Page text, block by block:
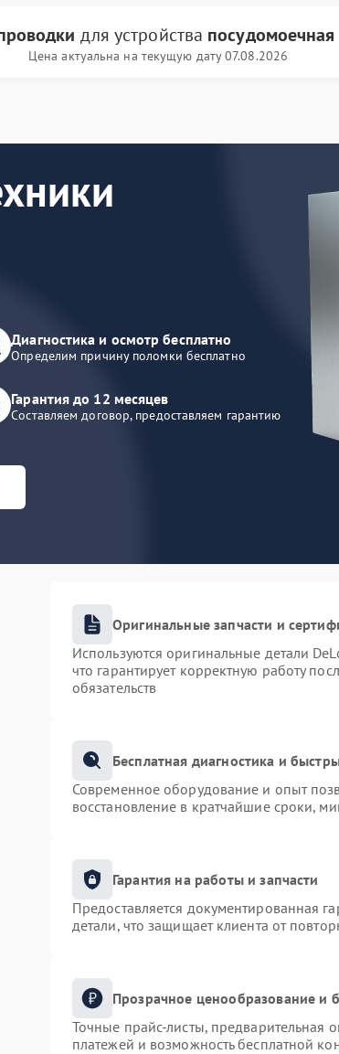
для устройства
Цена актуальна на текущую дату 07.08.2026
Диагностика и осмотр бесплатно
Определим причину поломки бесплатно
Гарантия до 12 месяцев
Составляем договор, предоставляем гарантию
Оригинальные запчасти и
Используются оригинальные детали
что гарантирует корректную работу
обязательств
Бесплатная диагностика и
Современное оборудование и опыт
восстановление в кратчайшие сроки,
Гарантия на работы и запчасти
Предоставляется документированная
детали, что защищает клиента от
Прозрачное ценообразование и
Точные прайс-листы, предварительная
платежей и возможность бесплатной